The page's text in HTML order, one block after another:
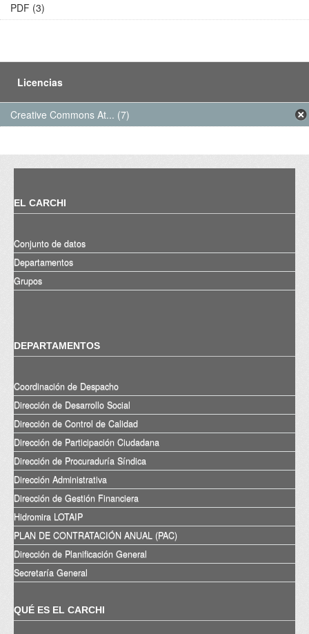
PDF (3)
Licencias
Creative Commons At... (7)
EL CARCHI
Conjunto de datos
Departamentos
Grupos
DEPARTAMENTOS
Coordinación de Despacho
Dirección de Desarrollo Social
Dirección de Control de Calidad
Dirección de Participación Ciudadana
Dirección de Procuraduría Síndica
Dirección Administrativa
Dirección de Gestión Financiera
Hidromira LOTAIP
PLAN DE CONTRATACIÓN ANUAL (PAC)
Dirección de Planificación General
Secretaría General
QUÉ ES EL CARCHI